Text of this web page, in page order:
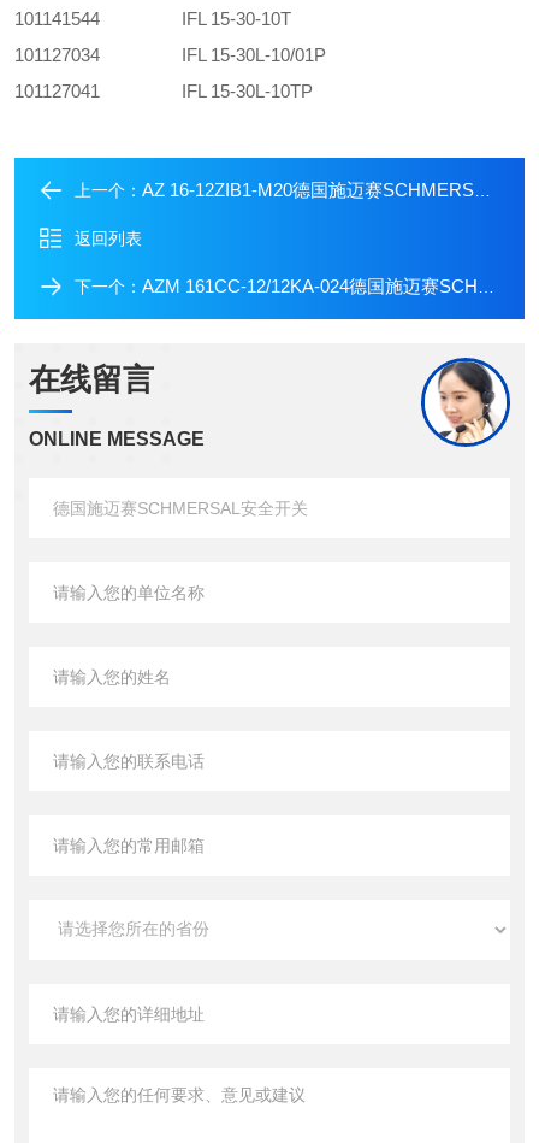
101141544
IFL 15-30-10T
101127034
IFL 15-30L-10/01P
101127041
IFL 15-30L-10TP
上一个： AZ 16-12ZIB1-M20德国施迈赛SCHMERSAL安全开关
返回列表
下一个： AZM 161CC-12/12KA-024德国施迈赛SCHMERSAL电磁安全开关
在线留言
ONLINE MESSAGE